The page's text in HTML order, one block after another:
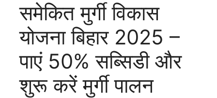
समेकित मुर्गी विकास
योजना बिहार 2025 –
पाएं 50% सब्सिडी और
शुरू करें मुर्गी पालन